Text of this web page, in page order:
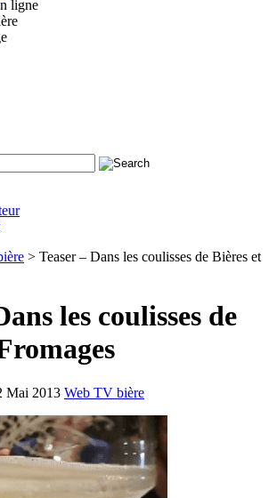
ligne
> Teaser – Dans les coulisses de Bières et
les coulisses de
Mai 2013 Web TV bière